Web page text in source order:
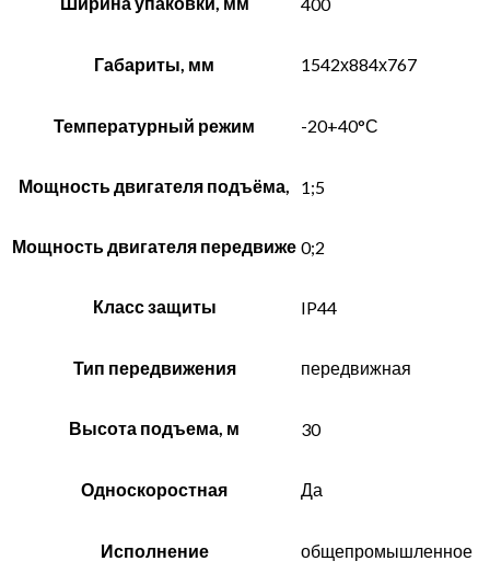
Габариты, мм 1542х884х767
Температурный режим -20+40°С
Мощность двигателя подъёма, 1;5
Мощность двигателя передвиже 0;2
Класс защиты IP44
Тип передвижения передвижная
Высота подъема, м 30
Односкоростная Да
Исполнение общепромышленное